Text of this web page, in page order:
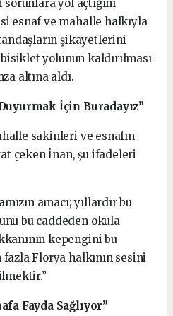
yol açtığını
esnaf ve mahalle halkıyla
şikayetlerini
yolunun kaldırılması
altına aldı.
İçin Buradayız”
sakinleri ve esnafın
çeken İnan, şu ifadeleri
amacı; yıllardır bu
bu caddeden okula
kepengini bu
Florya halkının sesini
Fayda Sağlıyor”